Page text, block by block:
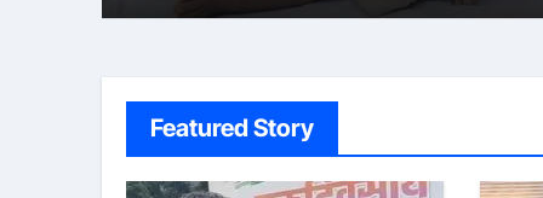
Featured Story